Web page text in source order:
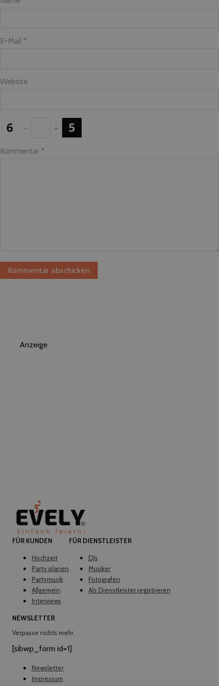
E-Mail *
Website
− =
Kommentar *
Anzeige
FÜR KUNDEN
Hochzeit
Party planen
Partymusik
Allgemein
Interviews
FÜR DIENSTLEISTER
DJs
Musiker
Fotografen
Als Dienstleister registrieren
NEWSLETTER
Verpasse nichts mehr.
[sibwp_form id=1]
Newsletter
Impressum